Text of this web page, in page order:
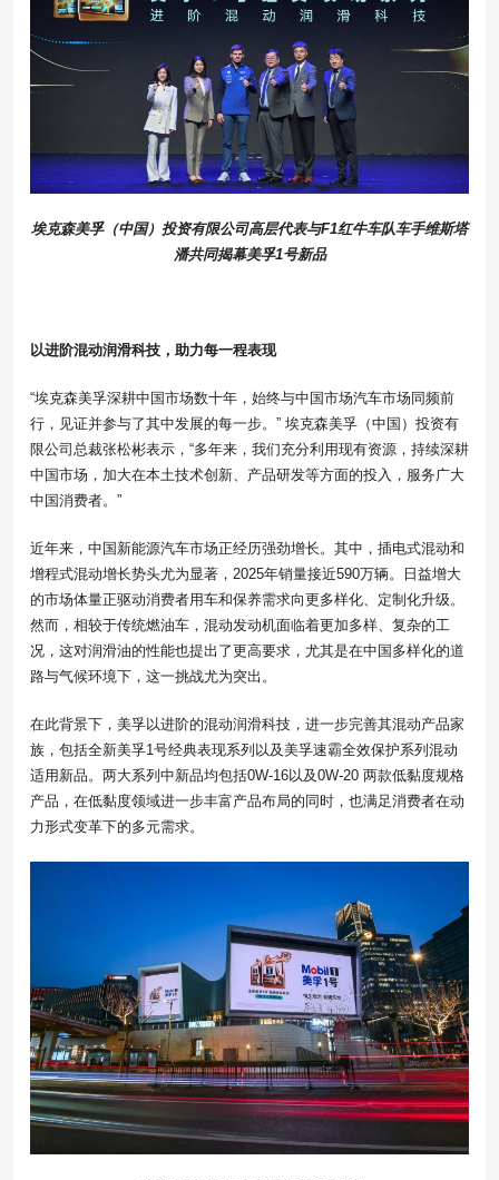
埃克森美孚（中国）投资有限公司高层代表与F1红牛车队车手维斯塔
潘共同揭幕美孚1号新品
以进阶混动润滑科技，助力每一程表现
“埃克森美孚深耕中国市场数十年，始终与中国市场汽车市场同频前
行，见证并参与了其中发展的每一步。” 埃克森美孚（中国）投资有
限公司总裁张松彬表示，“多年来，我们充分利用现有资源，持续深耕
中国市场，加大在本土技术创新、产品研发等方面的投入，服务广大
中国消费者。”
近年来，中国新能源汽车市场正经历强劲增长。其中，插电式混动和
增程式混动增长势头尤为显著，2025年销量接近590万辆。日益增大
的市场体量正驱动消费者用车和保养需求向更多样化、定制化升级。
然而，相较于传统燃油车，混动发动机面临着更加多样、复杂的工
况，这对润滑油的性能也提出了更高要求，尤其是在中国多样化的道
路与气候环境下，这一挑战尤为突出。
在此背景下，美孚以进阶的混动润滑科技，进一步完善其混动产品家
族，包括全新美孚1号经典表现系列以及美孚速霸全效保护系列混动
适用新品。两大系列中新品均包括0W-16以及0W-20 两款低黏度规格
产品，在低黏度领域进一步丰富产品布局的同时，也满足消费者在动
力形式变革下的多元需求。